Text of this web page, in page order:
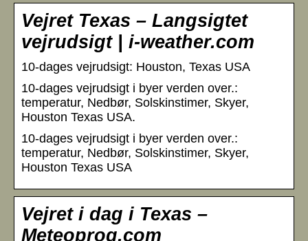
Vejret Texas – Langsigtet
vejrudsigt | i-weather.com
10-dages vejrudsigt: Houston, Texas USA
10-dages vejrudsigt i byer verden over.:
temperatur, Nedbør, Solskinstimer, Skyer,
Houston Texas USA.
10-dages vejrudsigt i byer verden over.:
temperatur, Nedbør, Solskinstimer, Skyer,
Houston Texas USA
Vejret i dag i Texas –
Meteoprog.com